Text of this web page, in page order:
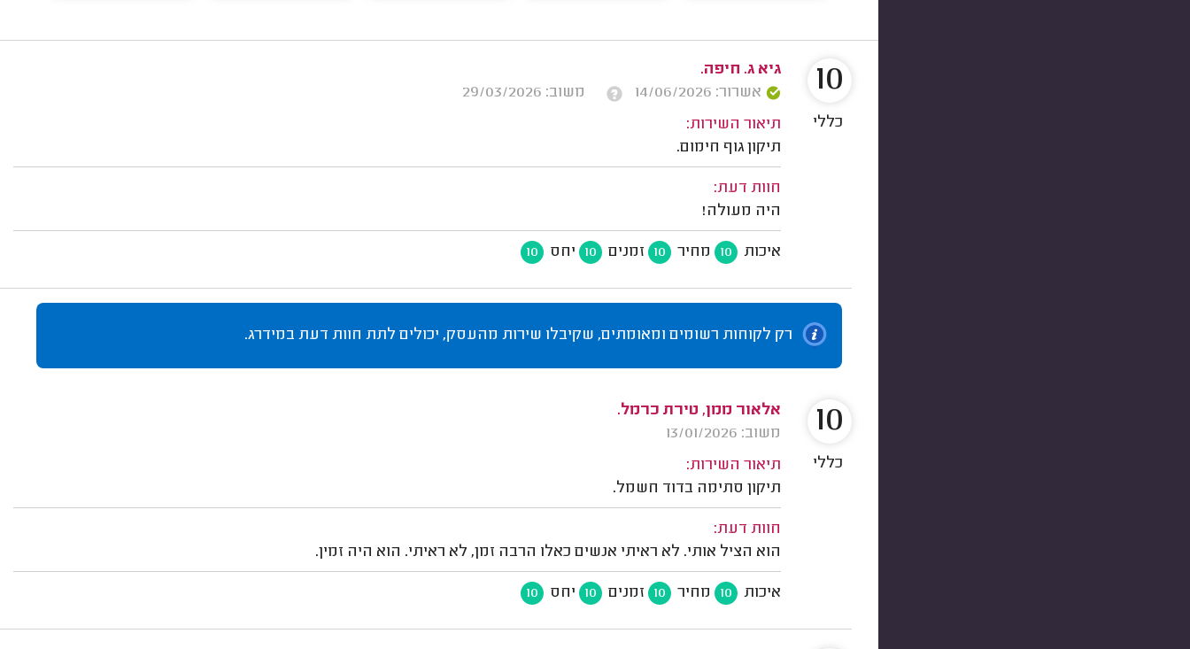
גיא ג. חיפה.
אשרור: 14/06/2026
משוב: 29/03/2026
תיאור השירות:
תיקון גוף חימום.
חוות דעת:
היה מעולה!
איכות 10 מחיר 10 זמנים 10 יחס 10
10
כללי
רק לקוחות רשומים ומאומתים, שקיבלו שירות מהעסק, יכולים לתת חוות דעת במידרג.
אלאור ממן, טירת כרמל.
משוב: 13/01/2026
תיאור השירות:
תיקון סתימה בדוד חשמל.
חוות דעת:
הוא הציל אותי. לא ראיתי אנשים כאלו הרבה זמן, לא ראיתי. הוא היה זמין.
איכות 10 מחיר 10 זמנים 10 יחס 10
10
כללי